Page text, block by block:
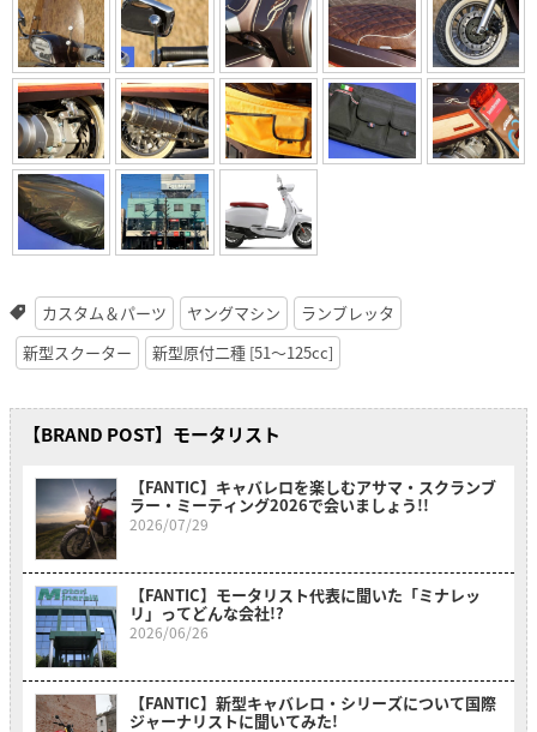
カスタム＆パーツ ヤングマシン
ランブレッタ
新型スクーター
新型原付二種 [51〜125cc]
【BRAND POST】モータリスト
【FANTIC】キャバレロを楽しむアサマ・スクランブ
ラー・ミーティング2026で会いましょう!!
2026/07/29
【FANTIC】モータリスト代表に聞いた「ミナレッ
リ」ってどんな会社!?
2026/06/26
【FANTIC】新型キャバレロ・シリーズについて国際
ジャーナリストに聞いてみた!